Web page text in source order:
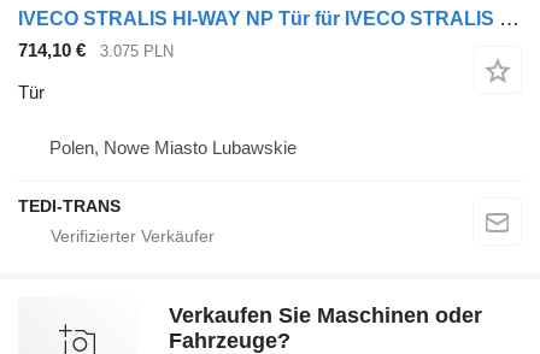
IVECO STRALIS HI-WAY NP Tür für IVECO STRALIS HI-WAY NP Sattelzugmaschine
714,10 € 3.075 PLN
Tür
Polen, Nowe Miasto Lubawskie
TEDI-TRANS
Verkaufen Sie Maschinen oder
Fahrzeuge?